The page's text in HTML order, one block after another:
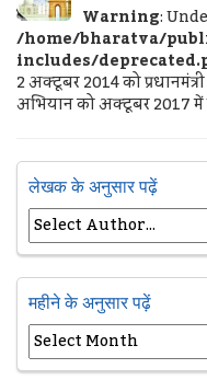
Warning:
/home/bharatva/
includes/
2 अक्टूबर 2014 को
अभियान को अक्टूबर 2017 में
लेखक के अनुसार पढ़ें
महीने के अनुसार पढ़ें